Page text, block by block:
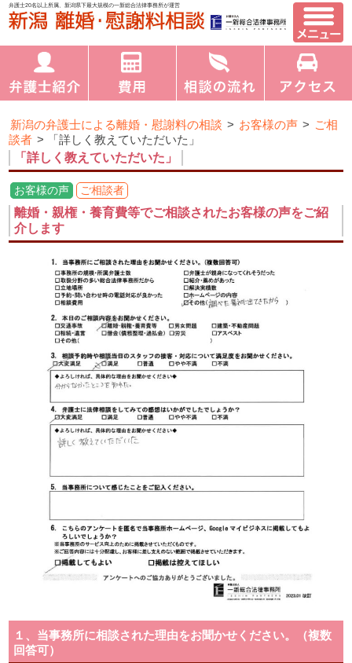
弁護士20名以上所属、新潟県下最大規模の一新総合法律事務所が運営
新潟の弁護士による離婚・慰謝料の相談 > お客様の声 > ご相
談者 >
「詳しく教えていただいた」
「詳しく教えていただいた」
お客様の声 ご相談者
離婚・親権・養育費等でご相談されたお客様の声をご紹
介します
１、当事務所に相談された理由をお聞かせください。（複数
回答可）